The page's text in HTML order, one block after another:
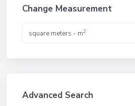
Change Measurement
square meters - m2
Advanced Search